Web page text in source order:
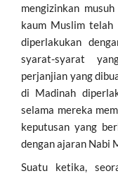
mengizinkan
kaum Muslim telah
diperlakukan
syarat-syarat
perjanjian yang
di Madinah
selama mereka
keputusan yang
dengan ajaran Nabi
Suatu ketika,